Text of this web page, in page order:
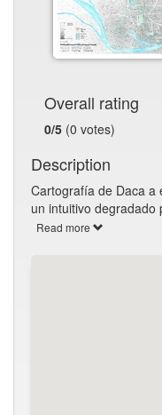
Overall rating
0/5 (0 votes)
Description
Cartografía de Daca a
un intuitivo
Read more